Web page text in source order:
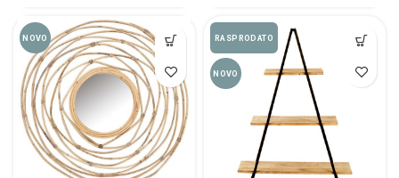
NOVO RASPRODATO
NOVO